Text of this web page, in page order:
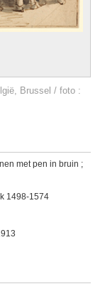
Brussel / foto :
met pen in bruin ;
1498-1574